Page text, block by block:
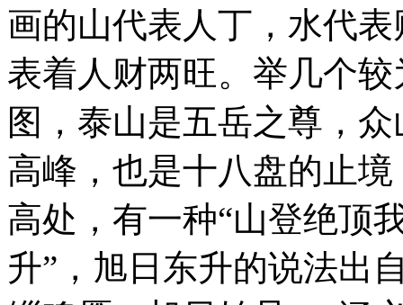
画的山代表人丁，水代
表着人财两旺。举几个
图，泰山是五岳之尊，
高峰，也是十八盘的止
高处，有一种“山登绝顶
升”，旭日东升的说法出